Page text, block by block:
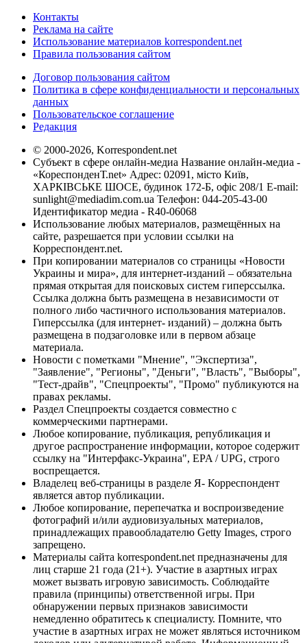
Контакты
Реклама на сайте
Использование материалов korrespondent.net
Правила пользования сайтом
Договор пользования сайтом
Политика в сфере конфиденциальности и персональных
данных
Пользовательское соглашение
Редакция
© 2000-2026, Korrespondent.net
Субъект в сфере онлайн-медиа Название онлайн-медиа -
«КореспонденТ.net» Адрес: 02091, місто Київ,
ХАРКІВСЬКЕ ШОСЕ, будинок 172-Б, офіс 208/1 E-mail:
sunlight@mediadim.com.ua Телефон: 044-205-43-00
Идентификатор медиа - R40-06068
Использование любых материалов, размещённых на
сайте, разрешается при условии ссылки на
Корреспондент.net.
При копировании материалов со страницы «Новости
Украины и мира», для интернет-изданий – обязательна
прямая открытая для поисковых систем гиперссылка.
Ссылка должна быть размещена в независимости от
полного либо частичного использования материалов.
Гиперссылка (для интернет- изданий) – должна быть
размещена в подзаголовке или в первом абзаце
материала.
Новости с пометками "Мнение", "Экспертиза",
"Заявление", "Регионы", "Деньги", "Власть", "Выборы",
"Тест-драйв", "Спецпроекты", "Промо" публикуются на
правах рекламы.
Раздел Спецпроекты создается совместно с
коммерческими партнерами.
Любое копирование, публикация, републикация и
другое распространение информации, которое содержит
ссылку на "Интерфакс-Украина", EPA / UPG, строго
воспрещается.
Владелец веб-страницы в разделе Я- Корреспондент
является автор публикации.
Любое копирование, перепечатка и воспроизведение
фотографий и/или аудиовизуальных материалов,
принадлежащих правообладателю Getty Images, строго
запрещено.
Материалы сайта korrespondent.net предназначены для
лиц старше 21 года (21+). Участие в азартных играх
может вызвать игровую зависимость. Соблюдайте
правила (принципы) ответственной игры. При
обнаружении первых признаков зависимости
немедленно обратитесь к специалисту. Помните, что
участие в азартных играх не может являться источником